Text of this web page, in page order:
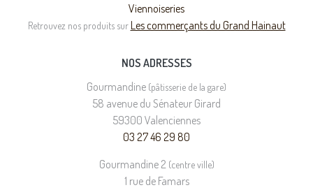
Viennoiseries
Retrouvez nos produits surLes commerçants du Grand Hainaut
NOS ADRESSES
Gourmandine (pâtisserie de la gare)
58 avenue du Sénateur Girard
59300 Valenciennes
03 27 46 29 80
Gourmandine 2 (centre ville)
1 rue de Famars